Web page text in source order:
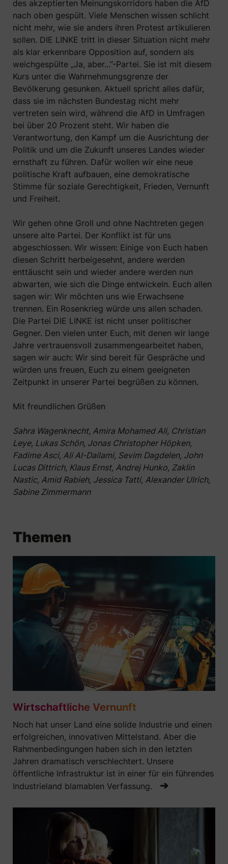
des akzeptierten Meinungskorridors haben die AfD
nach oben gespült. Viele Menschen wissen schlicht
nicht mehr, wie sie anders ihren Protest artikulieren
sollen. DIE LINKE tritt in dieser Situation nicht mehr
als klar erkennbare Opposition auf, sondern als
weichgespülte „Ja, aber...”-Partei. Sie ist mit diesem
Kurs unter die Wahrnehmungsgrenze der
Bevölkerung gesunken. Aktuell spricht alles dafür,
dass sie im nächsten Bundestag nicht mehr
vertreten sein wird, während die AfD in Umfragen
bei über 20 Prozent steht. Wir haben die
Verantwortung, den Kampf um die Ausrichtung der
Politik und um die Zukunft unseres Landes wieder
ernsthaft zu führen. Dafür wollen wir eine neue
politische Kraft aufbauen, eine demokratische
Stimme für soziale Gerechtigkeit, Frieden, Vernunft
und Freiheit.
Wir gehen ohne Groll und ohne Nachtreten gegen
unsere alte Partei. Der Konflikt ist für uns
abgeschlossen. Wir wissen: Einige von Euch haben
diesen Schritt herbeigesehnt, andere werden
enttäuscht sein und wieder andere werden nun
abwarten, wie sich die Dinge entwickeln. Euch allen
sagen wir: Wir möchten uns wie Erwachsene
trennen. Ein Rosenkrieg würde uns allen schaden.
Die Partei DIE LINKE ist nicht unser politischer
Gegner. Den vielen unter Euch, mit denen wir lange
Jahre vertrauensvoll zusammengearbeitet haben,
sagen wir auch: Wir sind bereit für Gespräche und
würden uns freuen, Euch zu einem geeigneten
Zeitpunkt in unserer Partei begrüßen zu können.
Mit freundlichen Grüßen
Sahra Wagenknecht, Amira Mohamed Ali, Christian
Leye, Lukas Schön, Jonas Christopher Höpken,
Fadime Asci, Ali Al-Dailami, Sevim Dagdelen, John
Lucas Dittrich, Klaus Ernst, Andrej Hunko, Zaklin
Nastic, Amid Rabieh, Jessica Tatti, Alexander Ulrich,
Sabine Zimmermann
Themen
Wirtschaftliche Vernunft
Noch hat unser Land eine solide Industrie und einen
erfolgreichen, innovativen Mittelstand. Aber die
Rahmenbedingungen haben sich in den letzten
Jahren dramatisch verschlechtert. Unsere
öffentliche Infrastruktur ist in einer für ein führendes
Industrieland blamablen Verfassung.
➔